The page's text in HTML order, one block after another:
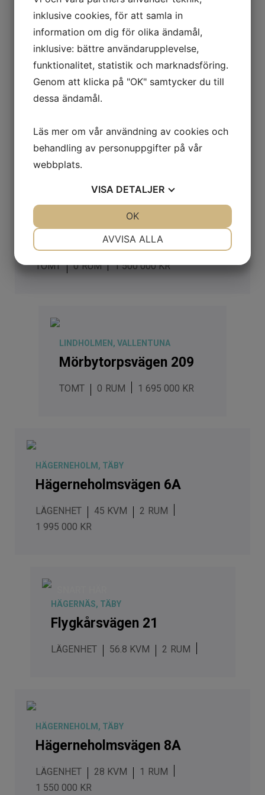
Kubikvägen 1
HÄGERNEHOLM, TÄBY
3 195 000 KR
Tisslinge Björkholmen 16 och
KNIVSTA, KNIVSTA
0
TOMT 1 500 000 KR
Mörbytorpsvägen 209
LINDHOLMEN, VALLENTUNA
0
TOMT 1 695 000 KR
Hägerneholmsvägen 6A
HÄGERNEHOLM, TÄBY
2
45 KVM
LÄGENHET
1 995 000 KR
Flygkårsvägen 21
HÄGERNÄS, TÄBY
2
56.8 KVM
LÄGENHET
Hägerneholmsvägen 8A
HÄGERNEHOLM, TÄBY
1
28 KVM
LÄGENHET
1 550 000 KR
inklusive cookies, för att samla in
information om dig för olika ändamål,
inklusive: bättre användarupplevelse,
funktionalitet, statistik och marknadsföring.
Genom att klicka på "OK" samtycker du till
dessa ändamål.
Läs mer om vår användning av cookies och
behandling av personuppgifter på vår
webbplats.
VISA DETALJER
MARKNADSFÖRING
AVVISA ALLA
OK